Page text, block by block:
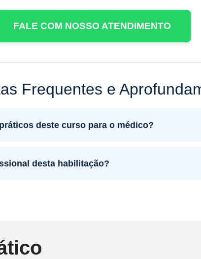
FALE COM NOSSO ATENDIMENTO
Frequentes e
deste curso para o médico?
desta habilitação?